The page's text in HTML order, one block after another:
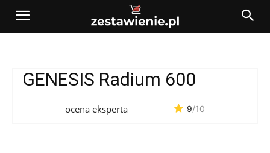
GENESIS Radium 600
ocena eksperta 9/10